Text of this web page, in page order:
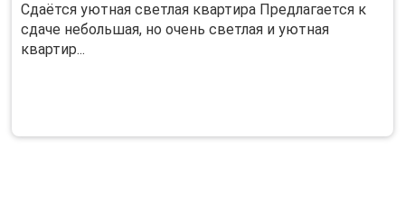
Сдаётся уютная светлая квартира Предлагается к
сдаче небольшая, но очень светлая и уютная
квартир...